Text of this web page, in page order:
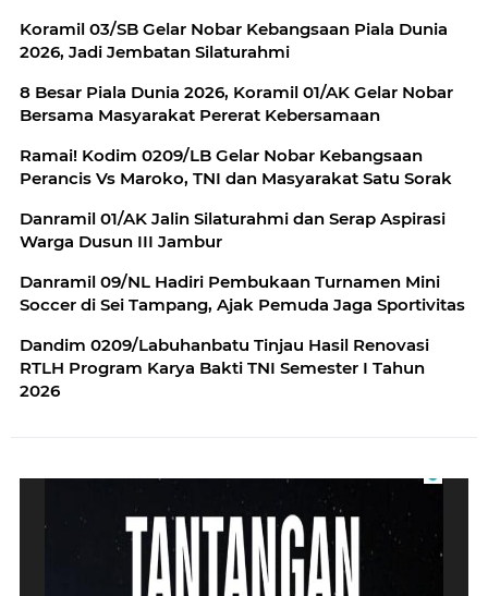
Koramil 03/SB Gelar Nobar Kebangsaan Piala Dunia
2026, Jadi Jembatan Silaturahmi
8 Besar Piala Dunia 2026, Koramil 01/AK Gelar Nobar
Bersama Masyarakat Pererat Kebersamaan
Ramai! Kodim 0209/LB Gelar Nobar Kebangsaan
Perancis Vs Maroko, TNI dan Masyarakat Satu Sorak
Danramil 01/AK Jalin Silaturahmi dan Serap Aspirasi
Warga Dusun III Jambur
Danramil 09/NL Hadiri Pembukaan Turnamen Mini
Soccer di Sei Tampang, Ajak Pemuda Jaga Sportivitas
Dandim 0209/Labuhanbatu Tinjau Hasil Renovasi
RTLH Program Karya Bakti TNI Semester I Tahun
2026